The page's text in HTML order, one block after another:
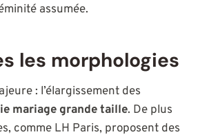
assumée.
les morphologies
: l’élargissement des
mariage grande taille. De plus
comme LH Paris, proposent des